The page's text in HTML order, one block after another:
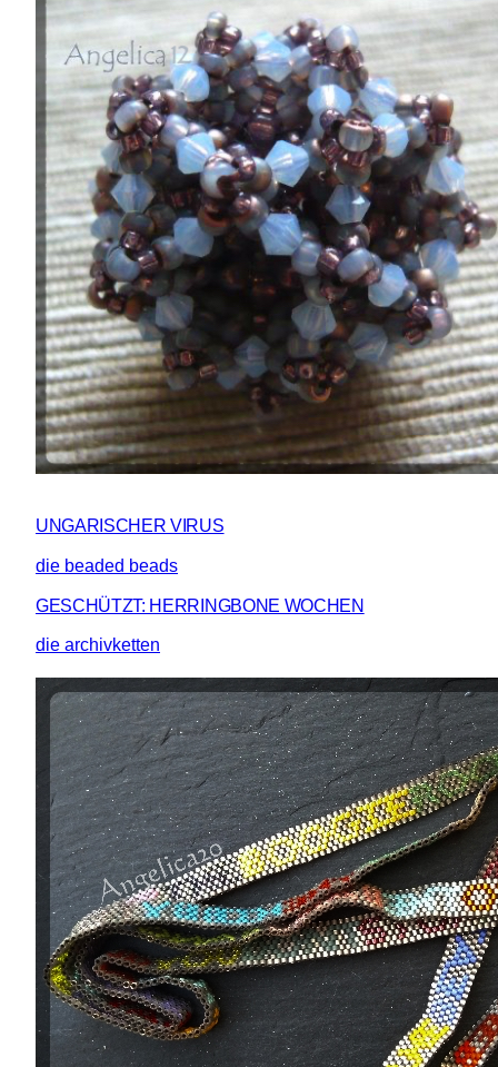
UNGARISCHER VIRUS
die beaded beads
GESCHÜTZT: HERRINGBONE WOCHEN
die archivketten